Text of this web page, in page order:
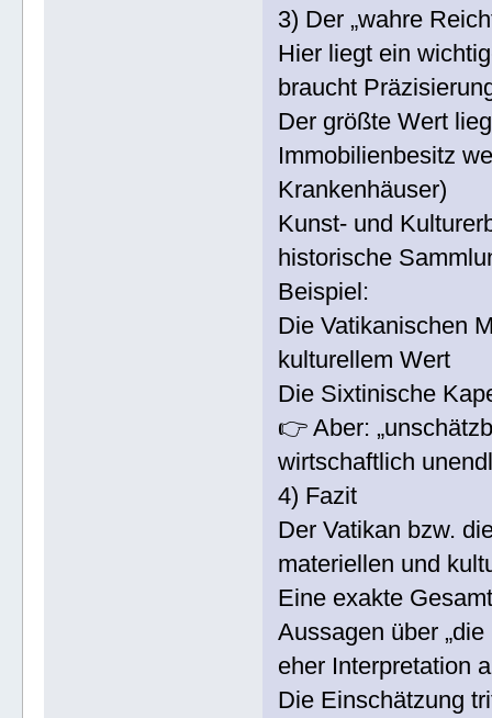
3) Der „wahre
Hier liegt ein
braucht
Der größte Wert
Immobilienbesitz
Krankenhäuser)
Kunst- und
historische
Beispiel:
Die Vatikanischen
kulturellem Wert
Die Sixtinische
👉 Aber:
wirtschaftlich
4) Fazit
Der Vatikan bzw.
materiellen und
Eine exakte
Aussagen über
eher Interpretation
Die Einschätzung